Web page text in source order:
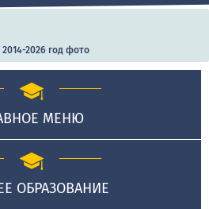
2026 год фото
МЕНЮ
ОБРАЗОВАНИЕ